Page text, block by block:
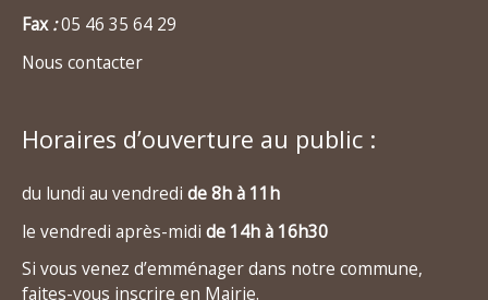
Fax:05 46 35 64 29
Nous contacter
Horaires d’ouverture au public :
du lundi au vendredi de 8h à 11h
le vendredi après-midi de 14h à 16h30
Si vous venez d’emménager dans notre commune,
faites-vous inscrire en Mairie.